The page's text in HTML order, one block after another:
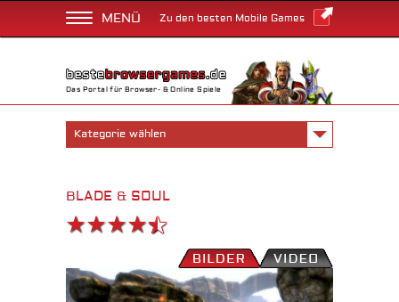
MENÜ Zu den besten Mobile Games
Das Portal für Browser- & Online Spiele
Kategorie wählen
BLADE & SOUL